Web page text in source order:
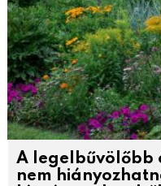
A legelbűvölőbb
nem